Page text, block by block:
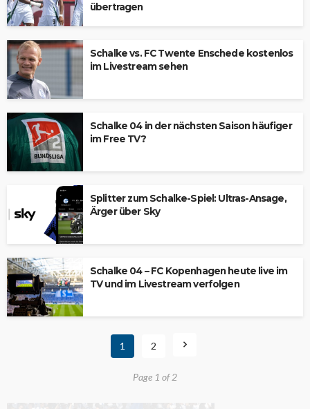
übertragen
Schalke vs. FC Twente Enschede kostenlos
im Livestream sehen
Schalke 04 in der nächsten Saison häufiger
im Free TV?
Splitter zum Schalke-Spiel: Ultras-Ansage,
Ärger über Sky
Schalke 04 – FC Kopenhagen heute live im
TV und im Livestream verfolgen
1 2
Page 1 of 2